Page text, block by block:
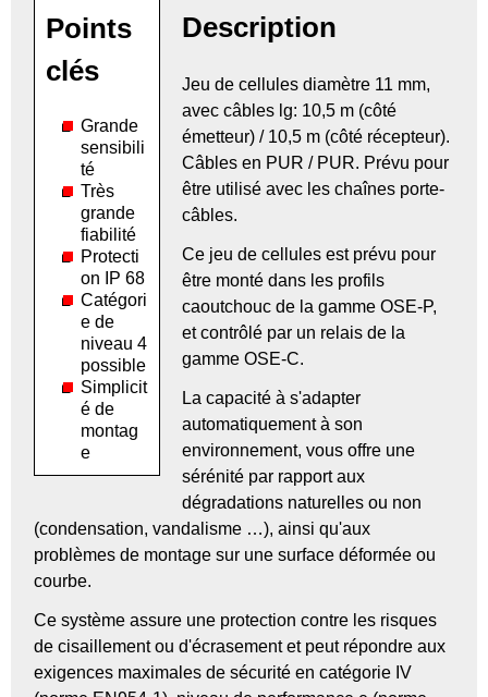
Points
clés
Grande
sensibili
té
Très
grande
fiabilité
Protecti
on IP 68
Catégori
e de
niveau 4
possible
Simplicit
é de
montag
e
Description
Jeu de cellules diamètre 11 mm,
avec câbles lg: 10,5 m (côté
émetteur) / 10,5 m (côté récepteur).
Câbles en PUR / PUR. Prévu pour
être utilisé avec les chaînes porte-
câbles.
Ce jeu de cellules est prévu pour
être monté dans les profils
caoutchouc de la gamme OSE-P,
et contrôlé par un relais de la
gamme OSE-C.
La capacité à s'adapter
automatiquement à son
environnement, vous offre une
sérénité par rapport aux
dégradations naturelles ou non
(condensation, vandalisme …), ainsi qu'aux
problèmes de montage sur une surface déformée ou
courbe.
Ce système assure une protection contre les risques
de cisaillement ou d'écrasement et peut répondre aux
exigences maximales de sécurité en catégorie IV